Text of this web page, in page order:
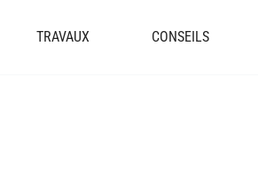
TRAVAUX CONSEILS